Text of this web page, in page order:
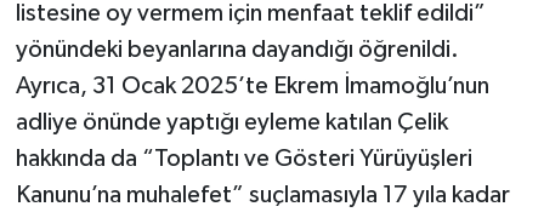
listesine oy vermem için menfaat teklif edildi”
yönündeki beyanlarına dayandığı öğrenildi.
Ayrıca, 31 Ocak 2025’te Ekrem İmamoğlu’nun
adliye önünde yaptığı eyleme katılan Çelik
hakkında da “Toplantı ve Gösteri Yürüyüşleri
Kanunu’na muhalefet” suçlamasıyla 17 yıla kadar